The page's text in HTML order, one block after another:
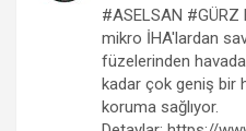
#ASELSAN
mikro İHA'lardan
füzelerinden
kadar çok geniş bir
koruma sağlıyor.